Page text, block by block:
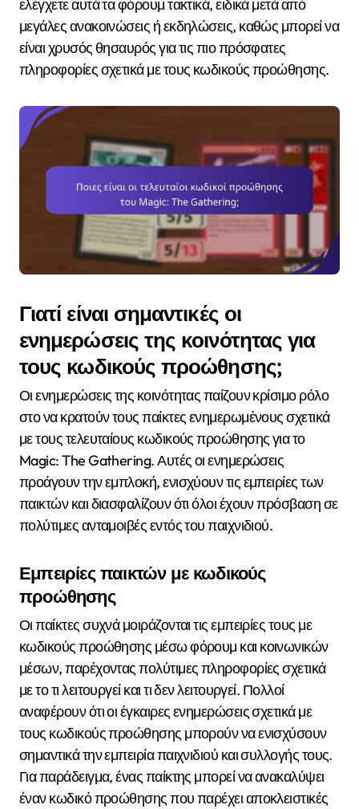
ελέγχετε αυτά τα φόρουμ τακτικά, ειδικά μετά από
μεγάλες ανακοινώσεις ή εκδηλώσεις, καθώς μπορεί να
είναι χρυσός θησαυρός για τις πιο πρόσφατες
πληροφορίες σχετικά με τους κωδικούς προώθησης.
Γιατί είναι σημαντικές οι
ενημερώσεις της κοινότητας για
τους κωδικούς προώθησης;
Οι ενημερώσεις της κοινότητας παίζουν κρίσιμο ρόλο
στο να κρατούν τους παίκτες ενημερωμένους σχετικά
με τους τελευταίους κωδικούς προώθησης για το
Magic: The Gathering. Αυτές οι ενημερώσεις
προάγουν την εμπλοκή, ενισχύουν τις εμπειρίες των
παικτών και διασφαλίζουν ότι όλοι έχουν πρόσβαση σε
πολύτιμες ανταμοιβές εντός του παιχνιδιού.
Εμπειρίες παικτών με κωδικούς
προώθησης
Οι παίκτες συχνά μοιράζονται τις εμπειρίες τους με
κωδικούς προώθησης μέσω φόρουμ και κοινωνικών
μέσων, παρέχοντας πολύτιμες πληροφορίες σχετικά
με το τι λειτουργεί και τι δεν λειτουργεί. Πολλοί
αναφέρουν ότι οι έγκαιρες ενημερώσεις σχετικά με
τους κωδικούς προώθησης μπορούν να ενισχύσουν
σημαντικά την εμπειρία παιχνιδιού και συλλογής τους.
Για παράδειγμα, ένας παίκτης μπορεί να ανακαλύψει
έναν κωδικό προώθησης που παρέχει αποκλειστικές